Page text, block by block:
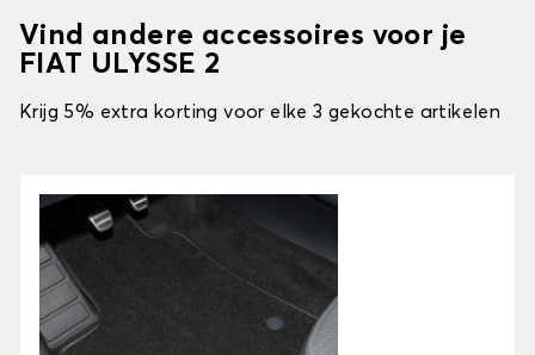
Vind andere accessoires voor je
FIAT ULYSSE 2
Krijg 5% extra korting voor elke 3 gekochte artikelen